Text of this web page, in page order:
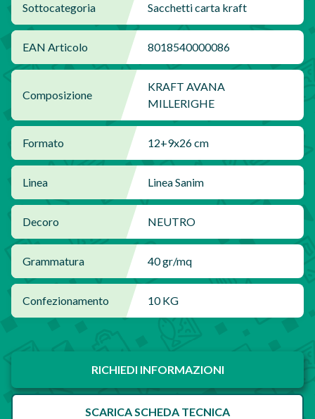
Sottocategoria Sacchetti carta kraft
EAN Articolo 8018540000086
Composizione
KRAFT AVANA
MILLERIGHE
Formato 12+9x26 cm
Linea Linea Sanim
Decoro NEUTRO
Grammatura 40 gr/mq
Confezionamento 10 KG
RICHIEDI INFORMAZIONI
SCARICA SCHEDA TECNICA